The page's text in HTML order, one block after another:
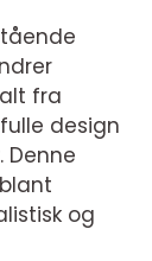
fra
design
Denne
og